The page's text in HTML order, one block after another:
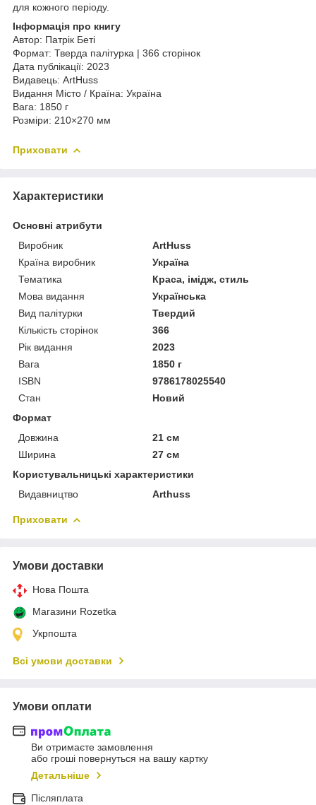
для кожного періоду.
Інформація про книгу
Автор: Патрік Беті
Формат: Тверда палітурка | 366 сторінок
Дата публікації: 2023
Видавець: ArtHuss
Видання Місто / Країна: Україна
Вага: 1850 г
Розміри: 210×270 мм
Приховати
Характеристики
Основні атрибути
Виробник
ArtHuss
Країна виробник
Україна
Тематика
Краса, імідж, стиль
Мова видання
Українська
Вид палітурки
Твердий
Кількість сторінок
366
Рік видання
2023
Вага
1850 г
ISBN
9786178025540
Стан
Новий
Формат
Довжина
21 см
Ширина
27 см
Користувальницькі характеристики
Видавництво
Arthuss
Приховати
Умови доставки
Нова Пошта
Магазини Rozetka
Укрпошта
Всі умови доставки
Умови оплати
Ви отримаєте замовлення
або гроші повернуться на вашу картку
Детальніше
Післяплата